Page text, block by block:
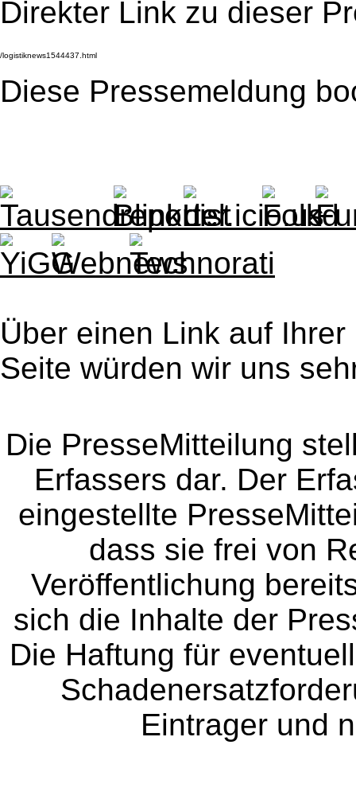
Direkter Link zu dieser
Diese Pressemeldung
Über einen Link auf
Seite würden wir uns
Die PresseMitteilung
Erfassers dar. Der
eingestellte
dass sie frei von
Veröffentlichung
sich die Inhalte der
Die Haftung für
Eintrager und